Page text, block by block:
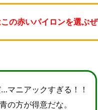
の赤いパイロンを選ぶぜ
マニアックすぎる！！
の方が得意だな。